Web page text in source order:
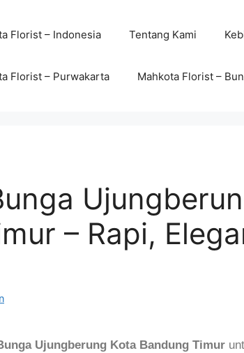
Florist – Indonesia Tentang Kami
Florist – Purwakarta Mahkota Florist –
– Rapi,
Ujungberung Kota Bandung Timur